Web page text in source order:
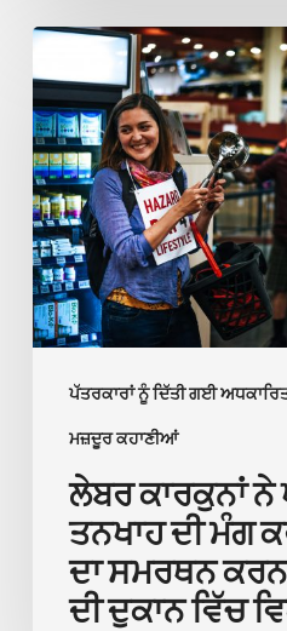
ਮਾਲਕ
ਮਾਰਕੀਟ
ਤੋਂ
ਮੁਆਫ਼ੀ
ਮੰਗੀ
ਪੱਤਰਕਾਰਾਂ ਨੂੰ ਦਿੱਤੀ ਗਈ
ਮਜ਼ਦੂਰ ਕਹਾਣੀਆਂ
ਲੇਬਰ
ਕਾਰਕੁਨਾਂ
ਨੇ
ਖਤਰੇ
ਦੀ
ਤਨਖਾਹ
ਦੀ
ਮੰਗ
ਕਰਨ
ਸਟਾਫ
ਸਮਰਥਨ
ਕਰਨ
ਲਈ
ਕਰਿਆਨੇ
ਲੇਬਰ ਕਾਰਕੁਨਾਂ ਨੇ
ਤਨਖਾਹ ਦੀ ਮੰਗ
ਦਾ ਸਮਰਥਨ
ਦੀ ਦੁਕਾਨ ਵਿੱਚ